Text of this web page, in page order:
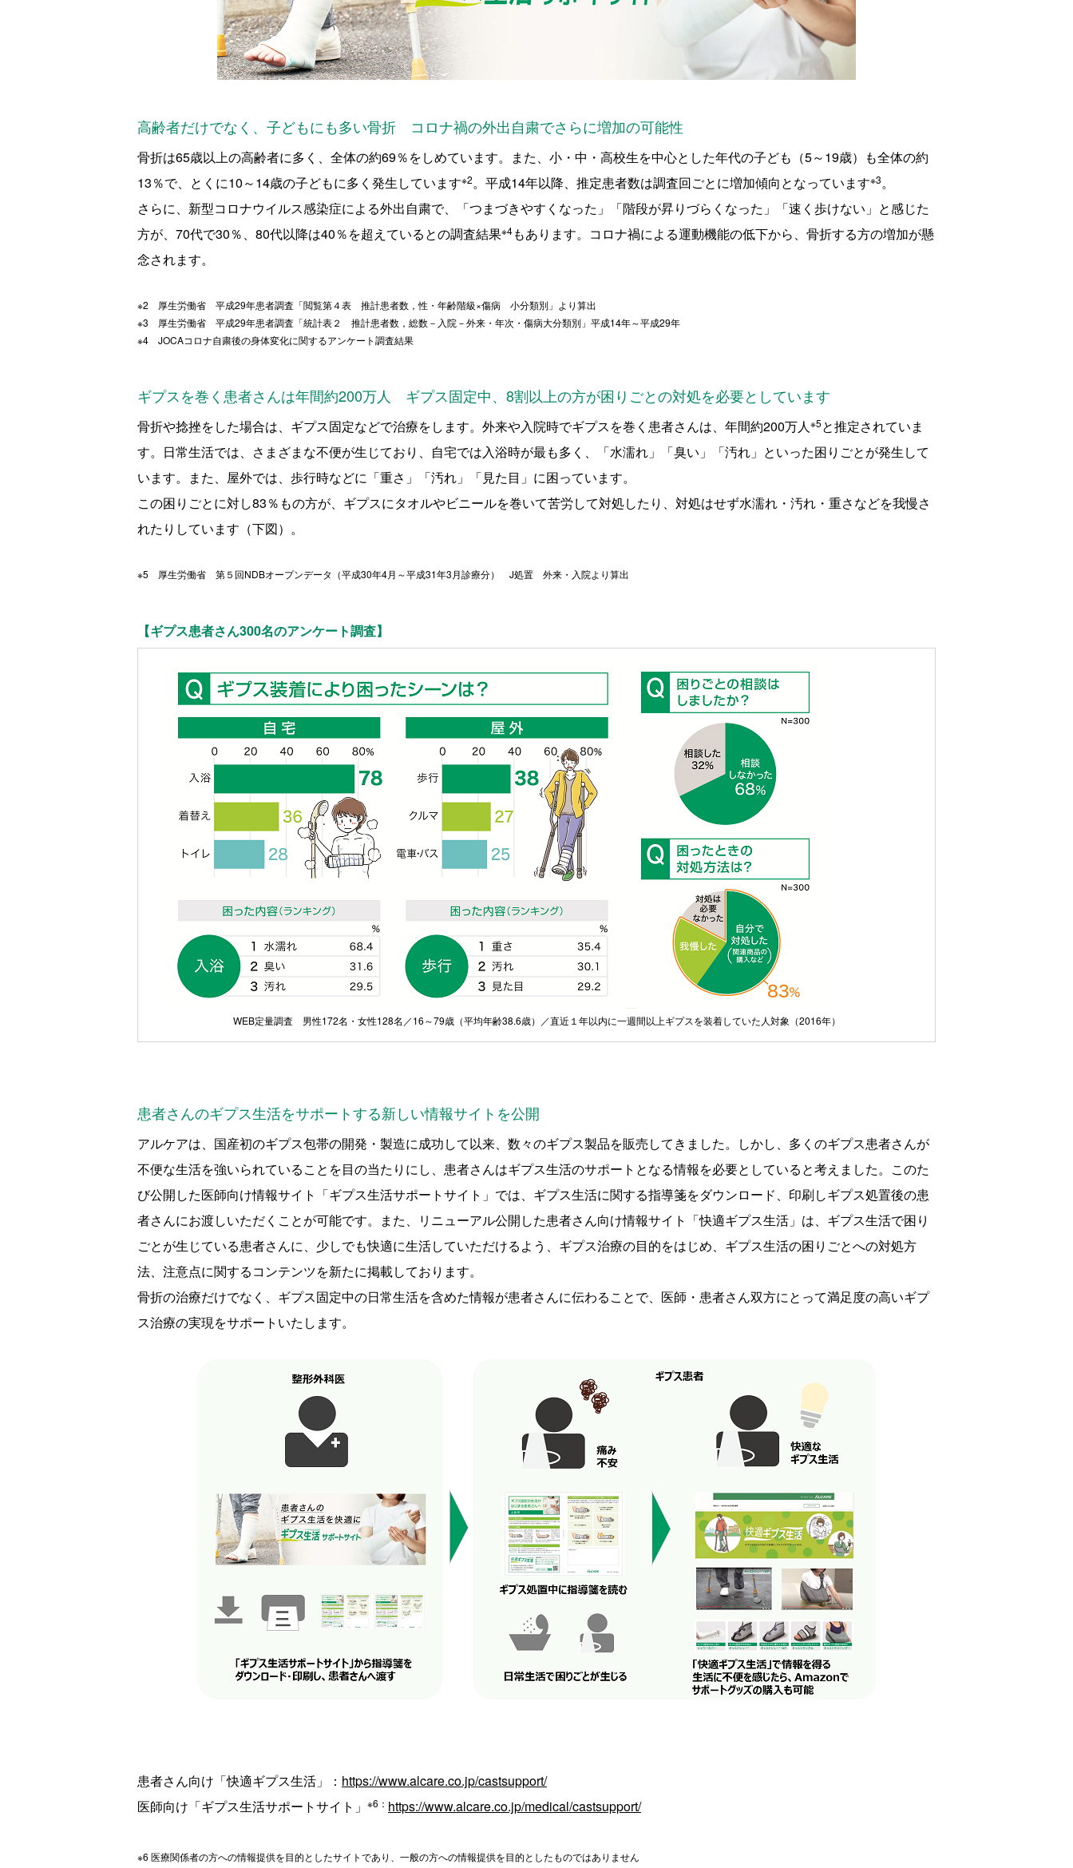
高齢者だけでなく、子どもにも多い骨折 コロナ禍の外出自粛でさらに増加の可能性
骨折は65歳以上の高齢者に多く、全体の約69％をしめています。また、小・中・高校生を中心とした年代の子ども（5～19歳）も全体の約
13％で、とくに10～14歳の子どもに多く発生しています※2。平成14年以降、推定患者数は調査回ごとに増加傾向となっています※3。
さらに、新型コロナウイルス感染症による外出自粛で、「つまづきやすくなった」「階段が昇りづらくなった」「速く歩けない」と感じた
方が、70代で30％、80代以降は40％を超えているとの調査結果※4もあります。コロナ禍による運動機能の低下から、骨折する方の増加が懸
念されます。
※2 厚生労働省 平成29年患者調査「閲覧第４表 推計患者数，性・年齢階級×傷病 小分類別」より算出
※3 厚生労働省 平成29年患者調査「統計表２ 推計患者数，総数－入院－外来・年次・傷病大分類別」平成14年～平成29年
※4 JOCAコロナ自粛後の身体変化に関するアンケート調査結果
ギプスを巻く患者さんは年間約200万人 ギプス固定中、8割以上の方が困りごとの対処を必要としています
骨折や捻挫をした場合は、ギプス固定などで治療をします。外来や入院時でギプスを巻く患者さんは、年間約200万人※5と推定されていま
す。日常生活では、さまざまな不便が生じており、自宅では入浴時が最も多く、「水濡れ」「臭い」「汚れ」といった困りごとが発生して
います。また、屋外では、歩行時などに「重さ」「汚れ」「見た目」に困っています。
この困りごとに対し83％もの方が、ギプスにタオルやビニールを巻いて苦労して対処したり、対処はせず水濡れ・汚れ・重さなどを我慢さ
れたりしています（下図）。
※5 厚生労働省 第５回NDBオープンデータ（平成30年4月～平成31年3月診療分） J処置 外来・入院より算出
【ギプス患者さん300名のアンケート調査】
WEB定量調査 男性172名・女性128名／16～79歳（平均年齢38.6歳）／直近１年以内に一週間以上ギプスを装着していた人対象 （2016年）
患者さんのギプス生活をサポートする新しい情報サイトを公開
アルケアは、国産初のギプス包帯の開発・製造に成功して以来、数々のギプス製品を販売してきました。しかし、多くのギプス患者さんが
不便な生活を強いられていることを目の当たりにし、患者さんはギプス生活のサポートとなる情報を必要としていると考えました。このた
び公開した医師向け情報サイト「ギプス生活サポートサイト」では、ギプス生活に関する指導箋をダウンロード、印刷しギプス処置後の患
者さんにお渡しいただくことが可能です。また、リニューアル公開した患者さん向け情報サイト「快適ギプス生活」は、ギプス生活で困り
ごとが生じている患者さんに、少しでも快適に生活していただけるよう、ギプス治療の目的をはじめ、ギプス生活の困りごとへの対処方
法、注意点に関するコンテンツを新たに掲載しております。
骨折の治療だけでなく、ギプス固定中の日常生活を含めた情報が患者さんに伝わることで、医師・患者さん双方にとって満足度の高いギプ
ス治療の実現をサポートいたします。
患者さん向け「快適ギプス生活」： https://www.alcare.co.jp/castsupport/
医師向け「ギプス生活サポートサイト」 ※6： https://www.alcare.co.jp/medical/castsupport/
※6 医療関係者の方への情報提供を目的としたサイトであり、一般の方への情報提供を目的としたものではありません